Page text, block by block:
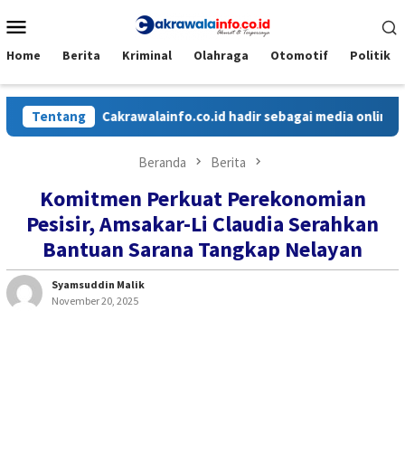
ke
Mobile
Home Berita Kriminal Olahraga Otomotif Politik
TentangCakrawalainfo.co.id hadir sebagai media online yang
Beranda Berita
Komitmen Perkuat Perekonomian
Pesisir, Amsakar-Li Claudia Serahkan
Bantuan Sarana Tangkap Nelayan
Syamsuddin Malik
November 20, 2025